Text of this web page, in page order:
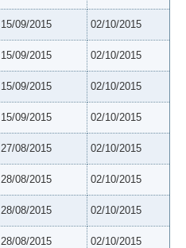
15/09/2015 02/10/2015
15/09/2015 02/10/2015
15/09/2015 02/10/2015
15/09/2015 02/10/2015
27/08/2015 02/10/2015
28/08/2015 02/10/2015
28/08/2015 02/10/2015
28/08/2015 02/10/2015